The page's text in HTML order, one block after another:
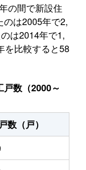
の間で新設住
は2005年で2,
は2014年で1,
を比較すると58
数（2000～
戸数（戸）